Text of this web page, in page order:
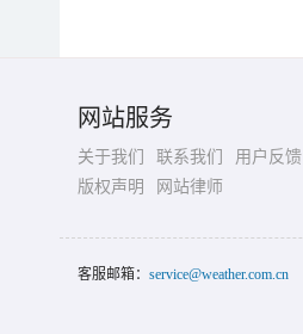
网站服务
关于我们 联系我们
用户反馈
版权声明
网站律师
客服邮箱： service@weather.com.cn